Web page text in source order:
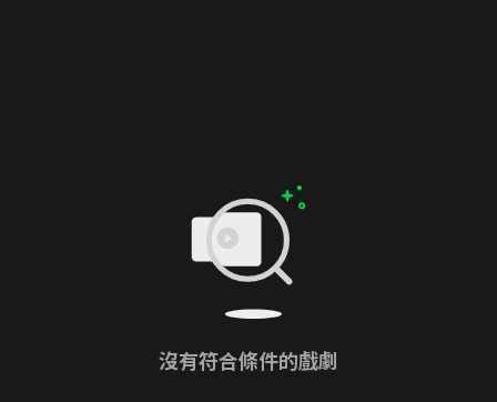
沒有符合條件的戲劇